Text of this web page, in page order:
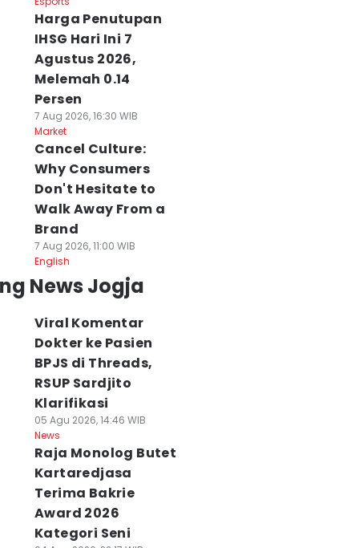
Harga Penutupan
IHSG Hari Ini 7
Agustus 2026,
Melemah 0.14
Persen
7 Aug 2026, 16:30 WIB
Market
Cancel Culture:
Why Consumers
Don't Hesitate to
Walk Away From a
Brand
7 Aug 2026, 11:00 WIB
English
News Jogja
Viral Komentar
Dokter ke Pasien
BPJS di Threads,
RSUP Sardjito
Klarifikasi
05 Agu 2026, 14:46 WIB
News
Raja Monolog Butet
Kartaredjasa
Terima Bakrie
Award 2026
Kategori Seni